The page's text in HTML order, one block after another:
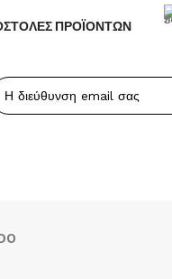
ΠΡΟΪΟΝΤΩΝ